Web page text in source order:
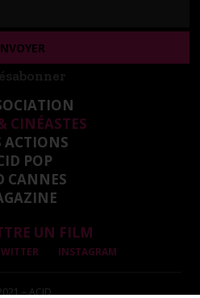
CINÉASTES
ACTIONS
POP
CANNES
UN FILM
INSTAGRAM
– ACID